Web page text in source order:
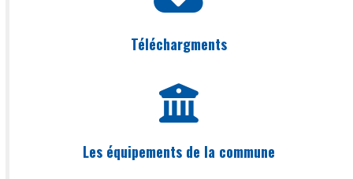
Téléchargments
Les équipements de la commune